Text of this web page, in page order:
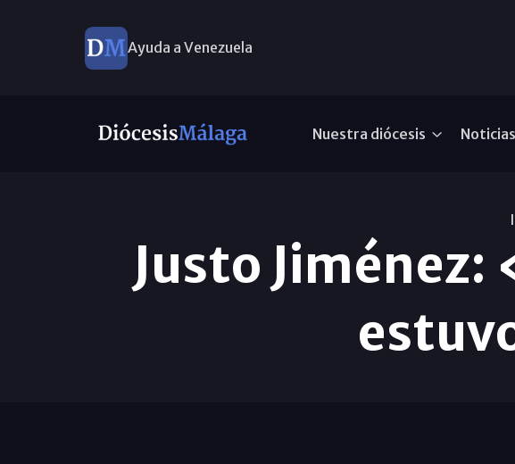
Ayuda a Venezuela
Nuestra diócesis Noticias
Justo Jiménez: